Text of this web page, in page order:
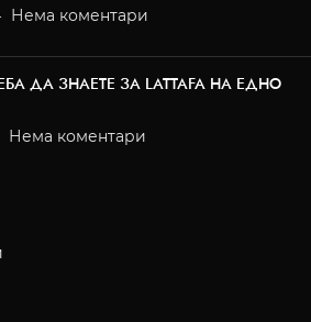
Нема коментари
ДА ЗНАЕТЕ ЗА LATTAFA НА ЕДНО
Нема коментари